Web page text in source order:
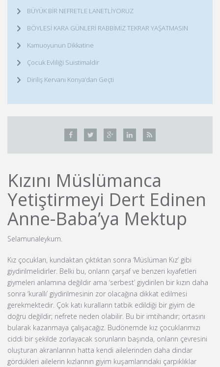
BÜYÜK BİR NEFRETLE LANETLİYORUZ
BÖYLESİ KARA GÜNLERİ RABBİMİZ TEKRAR YAŞATMASIN
Kamuoyunun Dikkatine
Çocuk Evliliği Suistimaldir
Diriliş Kervanı Konya’dan Geçti
Kızını Müslümanca
Yetiştirmeyi Dert Edinen
Anne-Baba’ya Mektup
Selamunaleykum.
Kız çocukları, kundaktan çıktıktan sonra ‘Müslüman Kız’ gibi
giydirilmelidirler. Belki bu, onların çarşaf ve benzeri kıyafetleri
giymeleri anlamına değildir ama ‘serbest’ giydirilen bir kızın daha
sonra ‘kurallı’ giydirilmesinin zor olacağına dikkat edilmesi
gerekmektedir. Çok katı kuralların tatbik edildiği bir giyim de
doğru değildir; nefrete neden olabilir. Bu bir imtihandır; ortasını
bularak kazanmaya çalışacağız. Budönemde kız çocuklarımızı
ciddi bir şekilde zorlayacak sorunların başında, onların çevresini
oluşturan akranlarının hatta kendi ailelerinden daha dindar
gördükleri ailelerin kızlarının giyim kuşamlarındaki çarpıklıklar